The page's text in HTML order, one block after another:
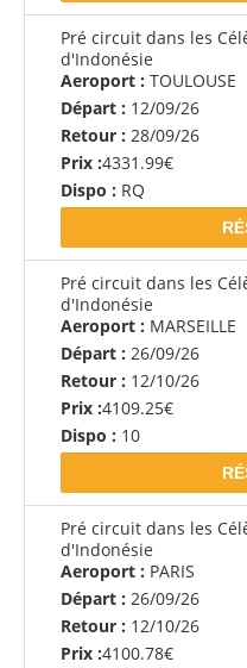
Pré circuit dans les
d'Indonésie
Aeroport : TOULOUSE
Départ : 12/09/26
Retour : 28/09/26
Prix :4331.99€
Dispo : RQ
Pré circuit dans les
d'Indonésie
Aeroport : MARSEILLE
Départ : 26/09/26
Retour : 12/10/26
Prix :4109.25€
Dispo : 10
Pré circuit dans les
d'Indonésie
Aeroport : PARIS
Départ : 26/09/26
Retour : 12/10/26
Prix :4100.78€